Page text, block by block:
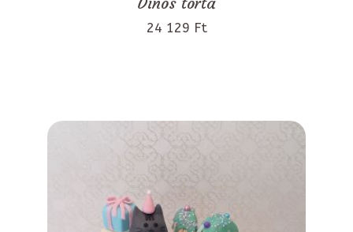
24 129 Ft